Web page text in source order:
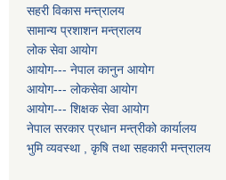
सहरी विकास मन्त्रालय
सामान्य प्रशाशन मन्त्रालय
लोक सेवा आयोग
आयोग--- नेपाल कानुन आयोग
आयोग--- लोकसेवा आयोग
आयोग--- शिक्षक सेवा आयोग
नेपाल सरकार प्रधान मन्त्रीको कार्यालय
भुमि व्यवस्था , कृषि तथा सहकारी मन्त्रालय